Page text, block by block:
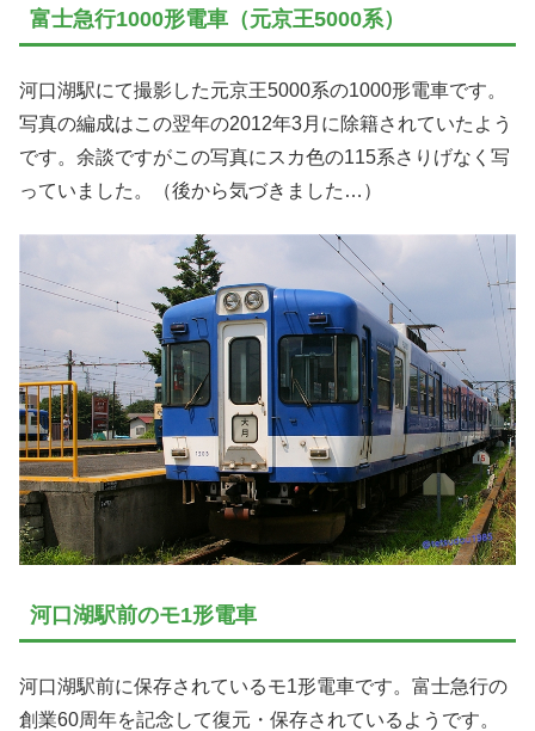
富士急行1000形電車（元京王5000系）
河口湖駅にて撮影した元京王5000系の1000形電車です。
写真の編成はこの翌年の2012年3月に除籍されていたよう
です。余談ですがこの写真にスカ色の115系さりげなく写
っていました。（後から気づきました…）
河口湖駅前のモ1形電車
河口湖駅前に保存されているモ1形電車です。富士急行の
創業60周年を記念して復元・保存されているようです。